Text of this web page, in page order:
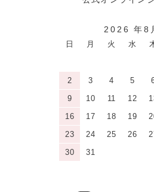
2026 年8
日 月 火 水
2
3 4 5
9
10 11 12
16
17 18 19
23
24 25 26
30
31